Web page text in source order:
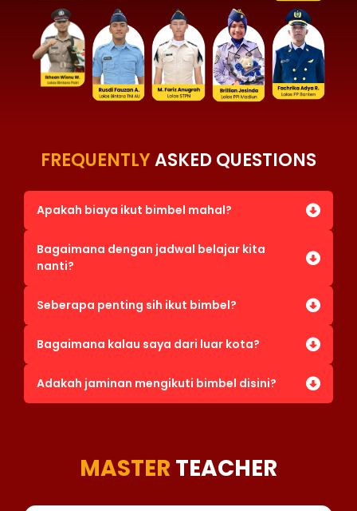
FREQUENTLYASKED QUESTIONS
Apakah biaya ikut bimbel mahal?
Bagaimana dengan jadwal belajar kita
nanti?
Seberapa penting sih ikut bimbel?
Bagaimana kalau saya dari luar kota?
Adakah jaminan mengikuti bimbel disini?
MASTER TEACHER